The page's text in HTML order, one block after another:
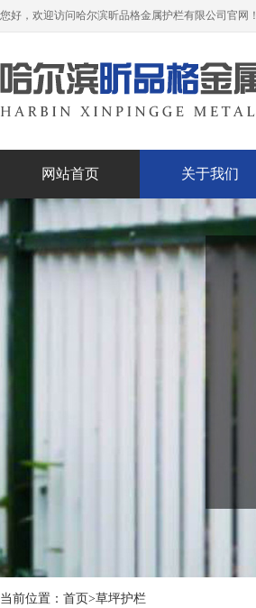
您好，欢迎访问哈尔滨昕品格金属护栏有限公司官网！
网站首页 关于我们
当前位置： 首页>草坪护栏